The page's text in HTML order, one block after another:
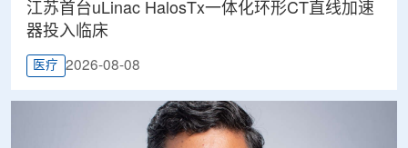
江苏首台uLinac HalosTx一体化环形CT直线加速
器投入临床
医疗 2026-08-08